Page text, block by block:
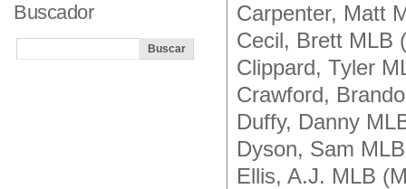
Carpenter, Matt
Cecil, Brett MLB
Clippard, Tyler
Crawford,
Duffy, Danny
Dyson, Sam
Ellis, A.J. MLB
Buscador